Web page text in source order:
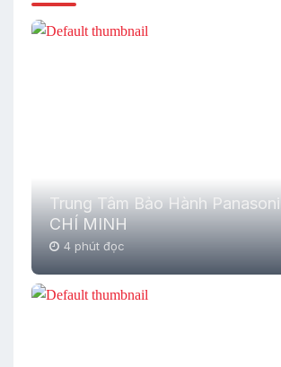
Trung Tâm Bảo Hành
CHÍ MINH
4 phút đọc